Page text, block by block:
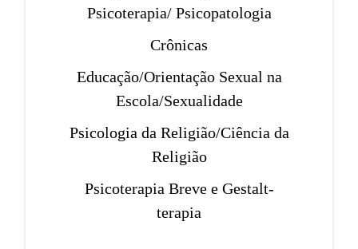
Psicoterapia/ Psicopatologia
Crônicas
Educação/Orientação Sexual na
Escola/Sexualidade
Psicologia da Religião/Ciência da
Religião
Psicoterapia Breve e Gestalt-
terapia